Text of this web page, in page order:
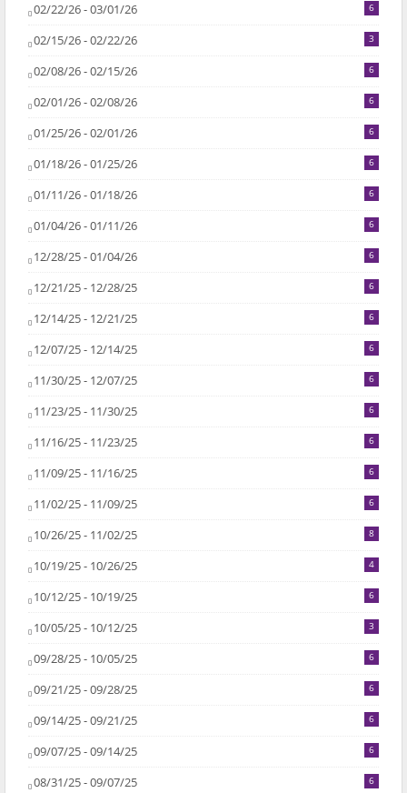
02/22/26 - 03/01/26 6
02/15/26 - 02/22/26 3
02/08/26 - 02/15/26 6
02/01/26 - 02/08/26 6
01/25/26 - 02/01/26 6
01/18/26 - 01/25/26 6
01/11/26 - 01/18/26 6
01/04/26 - 01/11/26 6
12/28/25 - 01/04/26 6
12/21/25 - 12/28/25 6
12/14/25 - 12/21/25 6
12/07/25 - 12/14/25 6
11/30/25 - 12/07/25 6
11/23/25 - 11/30/25 6
11/16/25 - 11/23/25 6
11/09/25 - 11/16/25 6
11/02/25 - 11/09/25 6
10/26/25 - 11/02/25 8
10/19/25 - 10/26/25 4
10/12/25 - 10/19/25 6
10/05/25 - 10/12/25 3
09/28/25 - 10/05/25 6
09/21/25 - 09/28/25 6
09/14/25 - 09/21/25 6
09/07/25 - 09/14/25 6
08/31/25 - 09/07/25 6